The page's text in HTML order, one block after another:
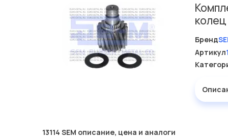
колец
Бренд
Артикул
13114 SEM описание, цена и аналоги